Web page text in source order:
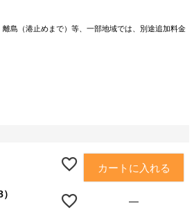
島（港止めまで）等、一部地域では、別途追加料金
カートに入れる
—